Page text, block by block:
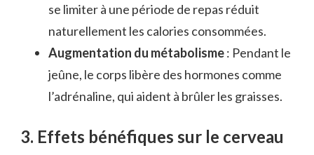
se limiter à une période de repas réduit
naturellement les calories consommées.
Augmentation du métabolisme: Pendant le
jeûne, le corps libère des hormones comme
l’adrénaline, qui aident à brûler les graisses.
3. Effets bénéfiques sur le cerveau